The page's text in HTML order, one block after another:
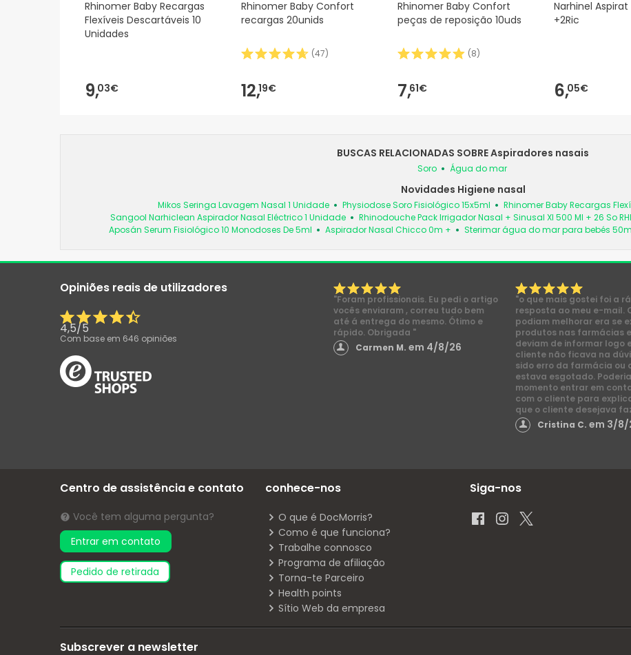
Rhinomer Baby Recargas
Flexíveis Descartáveis 10
Unidades
9,03€
Rhinomer Baby Confort
recargas 20unids
(47)
12,19€
Rhinomer Baby Confort
peças de reposição 10uds
(8)
7,61€
Narhinel Aspirat
+2Ric
6,05€
BUSCAS RELACIONADAS SOBRE Aspiradores nasais
Soro Água do mar
Novidades Higiene nasal
Mikos Seringa Lavagem Nasal 1 Unidade Physiodose Soro Fisiológico 15x5ml
Rhinomer Baby Recargas
Sangool Narhiclean Aspirador Nasal Eléctrico 1 Unidade
Rhinodouche Pack Irrigador Nasal + Sinusal Xl 500 Ml + 26 So
Aposán Serum Fisiológico 10 Monodoses De 5ml
Aspirador Nasal Chicco 0m + Sterimar água do mar para bebés
Opiniões reais de utilizadores
4,5/5
Com base em 646 opiniões
"Foram profissionais. Eu pedi o artigo
vocês enviaram , correu tudo bem
até á entrega do mesmo. Ótimo e
rápido. Obrigada "
Carmen M. em 4/8/26
"o que mais gostei foi a
resposta ao meu e-mail.
podiam melhorar era se
produtos nas farmácias
deviam de informar logo
cliente não ficava na
sido erro da farmácia ou
estava esgotado.
momento entrar em
com o cliente para
que o cliente desejava
Cristina C.em 3/8/
Centro de assistência e contato
Você tem alguma pergunta?
Entrar em contato
pedido de retirada
conhece-nos
O que é DocMorris?
Como é que funciona?
Trabalhe connosco
Programa de afiliação
Torna-te Parceiro
Health points
Sítio Web da empresa
Siga-nos
Subscrever a newsletter